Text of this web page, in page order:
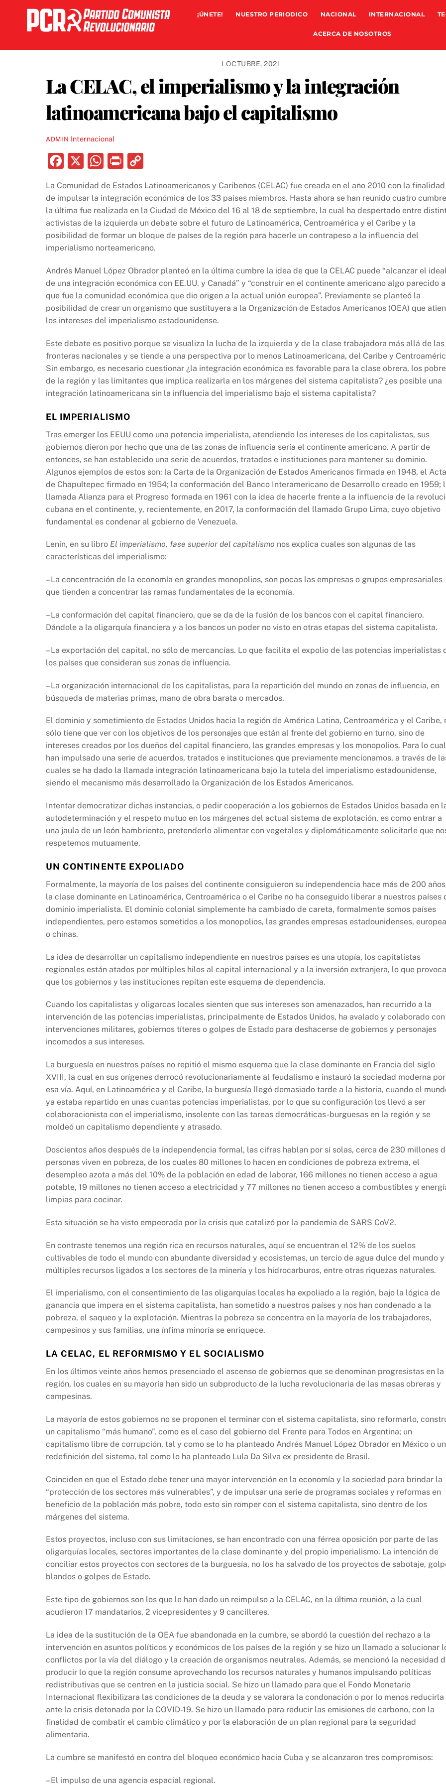
content
¡ÚNETE! NUESTRO PERIODICO NACIONAL INTERNACIONAL
ACERCA DE NOSOTROS
1 OCTUBRE, 2021
La CELAC, el imperialismo y la integración
latinoamericana bajo el capitalismo
ADMIN Internacional
F
c
e
b
o
o
k
X
W
at
s
A
p
p
P
nt p
y
Li
n
k
La Comunidad de Estados Latinoamericanos y Caribeños (CELAC) fue creada en el año 2010 con la finalidad
de impulsar la integración económica de los 33 países miembros. Hasta ahora se han reunido cuatro
la última fue realizada en la Ciudad de México del 16 al 18 de septiembre, la cual ha despertado entre
activistas de la izquierda un debate sobre el futuro de Latinoamérica, Centroamérica y el Caribe y la
posibilidad de formar un bloque de países de la región para hacerle un contrapeso a la influencia del
imperialismo norteamericano.
Andrés Manuel López Obrador planteó en la última cumbre la idea de que la CELAC puede “alcanzar el ideal
de una integración económica con EE.UU. y Canadá” y “construir en el continente americano algo parecido
que fue la comunidad económica que dio origen a la actual unión europea”. Previamente se planteó la
posibilidad de crear un organismo que sustituyera a la Organización de Estados Americanos (OEA) que
los intereses del imperialismo estadounidense.
Este debate es positivo porque se visualiza la lucha de la izquierda y de la clase trabajadora más allá de las
fronteras nacionales y se tiende a una perspectiva por lo menos Latinoamericana, del Caribe y
Sin embargo, es necesario cuestionar ¿la integración económica es favorable para la clase obrera, los
de la región y las limitantes que implica realizarla en los márgenes del sistema capitalista? ¿es posible una
integración latinoamericana sin la influencia del imperialismo bajo el sistema capitalista?
EL IMPERIALISMO
Tras emerger los EEUU como una potencia imperialista, atendiendo los intereses de los capitalistas, sus
gobiernos dieron por hecho que una de las zonas de influencia sería el continente americano. A partir de
entonces, se han establecido una serie de acuerdos, tratados e instituciones para mantener su dominio.
Algunos ejemplos de estos son: la Carta de la Organización de Estados Americanos firmada en 1948, el Acta
de Chapultepec firmado en 1954; la conformación del Banco Interamericano de Desarrollo creado en 1959;
llamada Alianza para el Progreso formada en 1961 con la idea de hacerle frente a la influencia de la
cubana en el continente, y, recientemente, en 2017, la conformación del llamado Grupo Lima, cuyo objetivo
fundamental es condenar al gobierno de Venezuela.
Lenin, en su libro El imperialismo, fase superior del capitalismo nos explica cuales son algunas de las
características del imperialismo:
– La concentración de la economía en grandes monopolios, son pocas las empresas o grupos empresariales
que tienden a concentrar las ramas fundamentales de la economía.
– La conformación del capital financiero, que se da de la fusión de los bancos con el capital financiero.
Dándole a la oligarquía financiera y a los bancos un poder no visto en otras etapas del sistema capitalista.
– La exportación del capital, no sólo de mercancías. Lo que facilita el expolio de las potencias imperialistas
los países que consideran sus zonas de influencia.
– La organización internacional de los capitalistas, para la repartición del mundo en zonas de influencia, en
búsqueda de materias primas, mano de obra barata o mercados.
El dominio y sometimiento de Estados Unidos hacia la región de América Latina, Centroamérica y el Caribe,
sólo tiene que ver con los objetivos de los personajes que están al frente del gobierno en turno, sino de
intereses creados por los dueños del capital financiero, las grandes empresas y los monopolios. Para lo cual
han impulsado una serie de acuerdos, tratados e instituciones que previamente mencionamos, a través de
cuales se ha dado la llamada integración latinoamericana bajo la tutela del imperialismo estadounidense,
siendo el mecanismo más desarrollado la Organización de los Estados Americanos.
Intentar democratizar dichas instancias, o pedir cooperación a los gobiernos de Estados Unidos basada en
autodeterminación y el respeto mutuo en los márgenes del actual sistema de explotación, es como entrar a
una jaula de un león hambriento, pretenderlo alimentar con vegetales y diplomáticamente solicitarle que
respetemos mutuamente.
UN CONTINENTE EXPOLIADO
Formalmente, la mayoría de los países del continente consiguieron su independencia hace más de 200
la clase dominante en Latinoamérica, Centroamérica o el Caribe no ha conseguido liberar a nuestros países
dominio imperialista. El dominio colonial simplemente ha cambiado de careta, formalmente somos países
independientes, pero estamos sometidos a los monopolios, las grandes empresas estadounidenses,
o chinas.
La idea de desarrollar un capitalismo independiente en nuestros países es una utopía, los capitalistas
regionales están atados por múltiples hilos al capital internacional y a la inversión extranjera, lo que provoca
que los gobiernos y las instituciones repitan este esquema de dependencia.
Cuando los capitalistas y oligarcas locales sienten que sus intereses son amenazados, han recurrido a la
intervención de las potencias imperialistas, principalmente de Estados Unidos, ha avalado y colaborado con
intervenciones militares, gobiernos títeres o golpes de Estado para deshacerse de gobiernos y personajes
incomodos a sus intereses.
La burguesía en nuestros países no repitió el mismo esquema que la clase dominante en Francia del siglo
XVIII, la cual en sus orígenes derrocó revolucionariamente al feudalismo e instauró la sociedad moderna por
esa vía. Aquí, en Latinoamérica y el Caribe, la burguesía llegó demasiado tarde a la historia, cuando el
ya estaba repartido en unas cuantas potencias imperialistas, por lo que su configuración los llevó a ser
colaboracionista con el imperialismo, insolente con las tareas democráticas-burguesas en la región y se
moldeó un capitalismo dependiente y atrasado.
Doscientos años después de la independencia formal, las cifras hablan por sí solas, cerca de 230 millones
personas viven en pobreza, de los cuales 80 millones lo hacen en condiciones de pobreza extrema, el
desempleo azota a más del 10% de la población en edad de laborar, 166 millones no tienen acceso a agua
potable, 19 millones no tienen acceso a electricidad y 77 millones no tienen acceso a combustibles y
limpias para cocinar.
Esta situación se ha visto empeorada por la crisis que catalizó por la pandemia de SARS CoV2.
En contraste tenemos una región rica en recursos naturales, aquí se encuentran el 12% de los suelos
cultivables de todo el mundo con abundante diversidad y ecosistemas, un tercio de agua dulce del mundo y
múltiples recursos ligados a los sectores de la minería y los hidrocarburos, entre otras riquezas naturales.
El imperialismo, con el consentimiento de las oligarquías locales ha expoliado a la región, bajo la lógica de
ganancia que impera en el sistema capitalista, han sometido a nuestros países y nos han condenado a la
pobreza, el saqueo y la explotación. Mientras la pobreza se concentra en la mayoría de los trabajadores,
campesinos y sus familias, una ínfima minoría se enriquece.
LA CELAC, EL REFORMISMO Y EL SOCIALISMO
En los últimos veinte años hemos presenciado el ascenso de gobiernos que se denominan progresistas en la
región, los cuales en su mayoría han sido un subproducto de la lucha revolucionaria de las masas obreras y
campesinas.
La mayoría de estos gobiernos no se proponen el terminar con el sistema capitalista, sino reformarlo,
un capitalismo “más humano”, como es el caso del gobierno del Frente para Todos en Argentina; un
capitalismo libre de corrupción, tal y como se lo ha planteado Andrés Manuel López Obrador en México o
redefinición del sistema, tal como lo ha planteado Lula Da Silva ex presidente de Brasil.
Coinciden en que el Estado debe tener una mayor intervención en la economía y la sociedad para brindar la
“protección de los sectores más vulnerables”, y de impulsar una serie de programas sociales y reformas en
beneficio de la población más pobre, todo esto sin romper con el sistema capitalista, sino dentro de los
márgenes del sistema.
Estos proyectos, incluso con sus limitaciones, se han encontrado con una férrea oposición por parte de las
oligarquías locales, sectores importantes de la clase dominante y del propio imperialismo. La intención de
conciliar estos proyectos con sectores de la burguesía, no los ha salvado de los proyectos de sabotaje,
blandos o golpes de Estado.
Este tipo de gobiernos son los que le han dado un reimpulso a la CELAC, en la última reunión, a la cual
acudieron 17 mandatarios, 2 vicepresidentes y 9 cancilleres.
La idea de la sustitución de la OEA fue abandonada en la cumbre, se abordó la cuestión del rechazo a la
intervención en asuntos políticos y económicos de los países de la región y se hizo un llamado a solucionar
conflictos por la vía del diálogo y la creación de organismos neutrales. Además, se mencionó la necesidad
producir lo que la región consume aprovechando los recursos naturales y humanos impulsando políticas
redistributivas que se centren en la justicia social. Se hizo un llamado para que el Fondo Monetario
Internacional flexibilizara las condiciones de la deuda y se valorara la condonación o por lo menos reducirla
ante la crisis detonada por la COVID-19. Se hizo un llamado para reducir las emisiones de carbono, con la
finalidad de combatir el cambio climático y por la elaboración de un plan regional para la seguridad
alimentaria.
La cumbre se manifestó en contra del bloqueo económico hacia Cuba y se alcanzaron tres compromisos:
– El impulso de una agencia espacial regional.